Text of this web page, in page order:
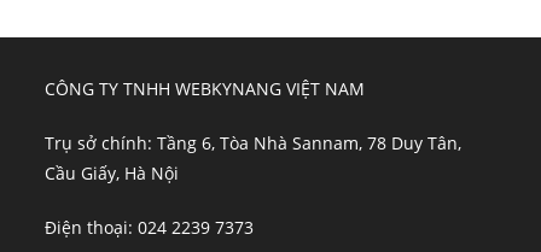
CÔNG TY TNHH WEBKYNANG VIỆT NAM
Trụ sở chính: Tầng 6, Tòa Nhà Sannam, 78 Duy Tân,
Cầu Giấy, Hà Nội
Điện thoại: 024 2239 7373